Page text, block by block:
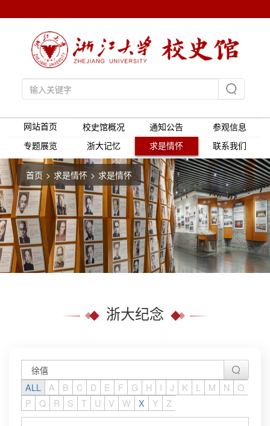
网站首页 校史馆概况 通知公告 参观信息
专题展览 浙大记忆 求是情怀 联系我们
首页 求是情怀 求是情怀
浙大纪念
ALL A B C D E F G H I J K L M N
O
P
Q R S T U V W X Y Z